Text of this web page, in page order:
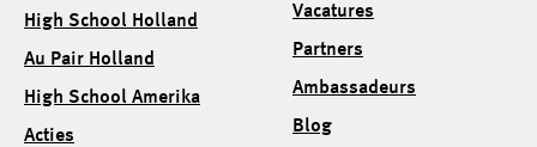
High School Holland
Au Pair Holland
High School Amerika
Acties
Vacatures
Partners
Ambassadeurs
Blog